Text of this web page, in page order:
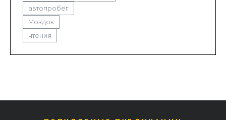
автопробег
Моздок
чтения